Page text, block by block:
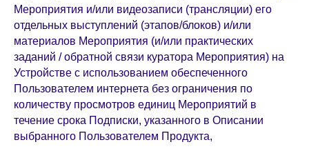
Мероприятия и/или видеозаписи (трансляции) его
отдельных выступлений (этапов/блоков) и/или
материалов Мероприятия (и/или практических
заданий / обратной связи куратора Мероприятия) на
Устройстве с использованием обеспеченного
Пользователем интернета без ограничения по
количеству просмотров единиц Мероприятий в
течение срока Подписки, указанного в Описании
выбранного Пользователем Продукта,